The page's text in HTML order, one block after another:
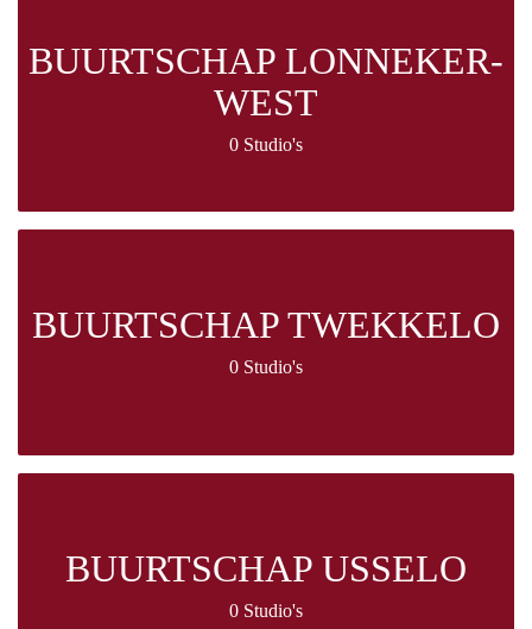
BUURTSCHAP LONNEKER-
WEST
0 Studio's
BUURTSCHAP TWEKKELO
0 Studio's
BUURTSCHAP USSELO
0 Studio's